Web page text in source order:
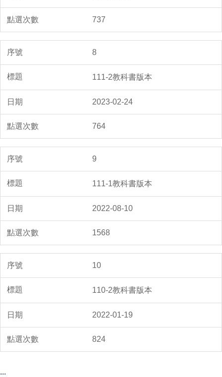
737
8
111-2教科書版本
2023-02-24
764
9
111-1教科書版本
2022-08-10
1568
10
110-2教科書版本
2022-01-19
824
:::